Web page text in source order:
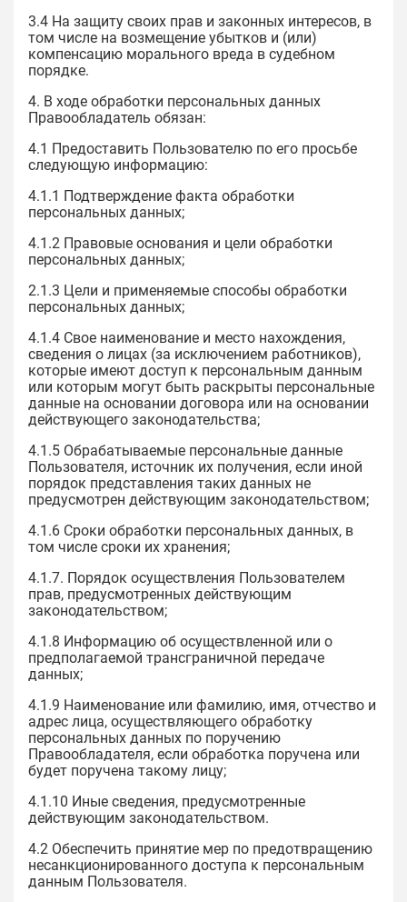
3.4 На защиту своих прав и законных интересов, в
том числе на возмещение убытков и (или)
компенсацию морального вреда в судебном
порядке.
4. В ходе обработки персональных данных
Правообладатель обязан:
4.1 Предоставить Пользователю по его просьбе
следующую информацию:
4.1.1 Подтверждение факта обработки
персональных данных;
4.1.2 Правовые основания и цели обработки
персональных данных;
2.1.3 Цели и применяемые способы обработки
персональных данных;
4.1.4 Свое наименование и место нахождения,
сведения о лицах (за исключением работников),
которые имеют доступ к персональным данным
или которым могут быть раскрыты персональные
данные на основании договора или на основании
действующего законодательства;
4.1.5 Обрабатываемые персональные данные
Пользователя, источник их получения, если иной
порядок представления таких данных не
предусмотрен действующим законодательством;
4.1.6 Сроки обработки персональных данных, в
том числе сроки их хранения;
4.1.7. Порядок осуществления Пользователем
прав, предусмотренных действующим
законодательством;
4.1.8 Информацию об осуществленной или о
предполагаемой трансграничной передаче
данных;
4.1.9 Наименование или фамилию, имя, отчество и
адрес лица, осуществляющего обработку
персональных данных по поручению
Правообладателя, если обработка поручена или
будет поручена такому лицу;
4.1.10 Иные сведения, предусмотренные
действующим законодательством.
4.2 Обеспечить принятие мер по предотвращению
несанкционированного доступа к персональным
данным Пользователя.